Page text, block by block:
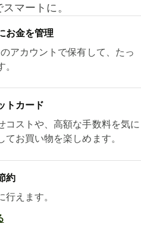
マートに。
お金を管理
アカウントで保有して、たっ
トカード
コストや、高額な手数料を気に
お買い物を楽しめます。
約
えます。